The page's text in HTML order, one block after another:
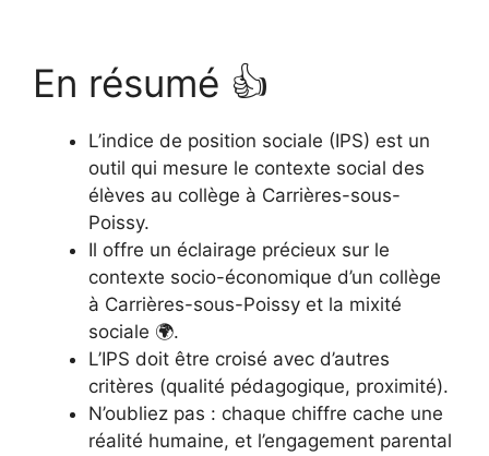
En résumé 👍
L’indice de position sociale (IPS) est un
outil qui mesure le contexte social des
élèves au collège à Carrières-sous-
Poissy.
Il offre un éclairage précieux sur le
contexte socio-économique d’un collège
à Carrières-sous-Poissy et la mixité
sociale 🌍.
L’IPS doit être croisé avec d’autres
critères (qualité pédagogique, proximité).
N’oubliez pas : chaque chiffre cache une
réalité humaine, et l’engagement parental